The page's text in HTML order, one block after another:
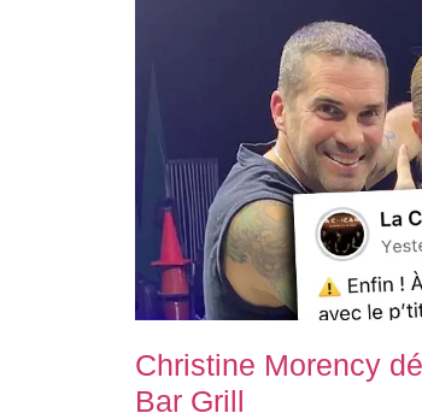
Christine Morency
Bar Grill